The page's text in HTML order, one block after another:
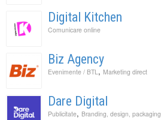
Digital Kitchen
Comunicare online
Biz Agency
Evenimente / BTL, Marketing direct
Dare Digital
Publicitate, Branding, design, packaging